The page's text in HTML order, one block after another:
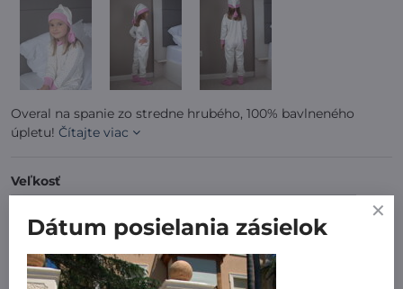
Overal na spanie zo stredne hrubého, 100% bavlneného
úpletu! Čítajte viac
Veľkosť
7 dní
Dátum posielania zásielok